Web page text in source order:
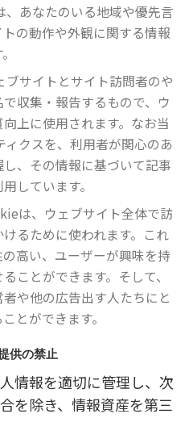
、あなたのいる地域や優先言
の動作や外観に関する情報
サイトとサイト訪問者のや
収集・報告するもので、ウ
上に使用されます。なお当
ィクスを、利用者が関心のあ
、その情報に基づいて記事
しています。
は、ウェブサイト全体で訪
るために使われます。これ
高い、ユーザーが興味を持
ことができます。そして、
や他の広告出す人たちにと
とができます。
供の禁止
情報を適切に管理し、次
を除き、情報資産を第三